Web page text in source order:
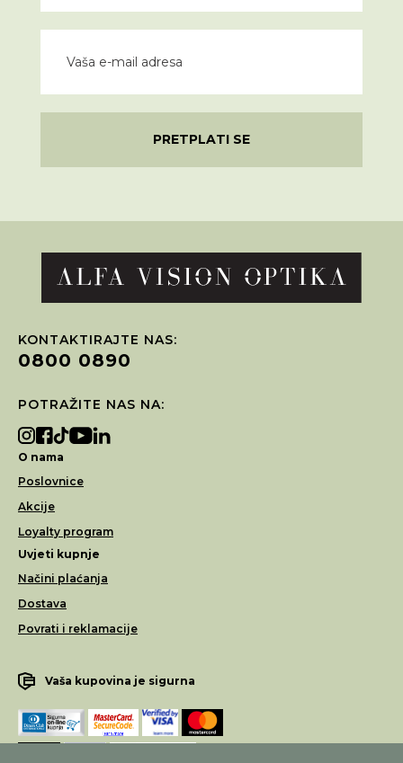
PRETPLATI SE
KONTAKTIRAJTE NAS:
0800 0890
POTRAŽITE NAS NA:
O nama
Poslovnice
Akcije
Loyalty program
Uvjeti kupnje
Načini plaćanja
Dostava
Povrati i reklamacije
Vaša kupovina je sigurna